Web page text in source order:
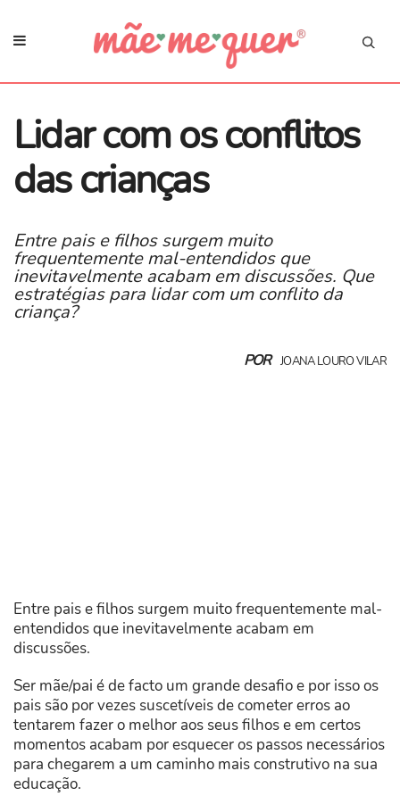
​Lidar com os conflitos
das crianças
Entre pais e filhos surgem muito
frequentemente mal-entendidos que
inevitavelmente acabam em discussões. Que
estratégias para lidar com um conflito da
criança?
POR JOANA LOURO VILAR
Entre pais e filhos surgem muito frequentemente mal-
entendidos que inevitavelmente acabam em
discussões.
Ser mãe/pai é de facto um grande desafio e por isso os
pais são por vezes suscetíveis de cometer erros ao
tentarem fazer o melhor aos seus filhos e em certos
momentos acabam por esquecer os passos necessários
para chegarem a um caminho mais construtivo na sua
educação.